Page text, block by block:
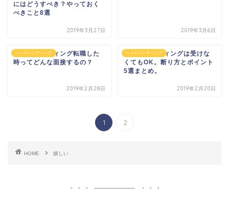
にはどうすべき？やっておく
べきこと8選
2019年3月27日 2019年3月6日
ヘッドハンティング
ヘッドハンティング転職した
時ってどんな面接するの？
2019年2月28日
ヘッドハンティング
ヘッドハンティングは受けな
くてもOK。断り方とポイント
5選まとめ。
2019年2月20日
1 2
HOME 嬉しい